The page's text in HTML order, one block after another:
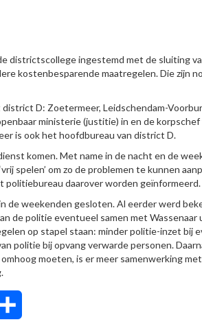
districtscollege ingestemd met de sluiting
kostenbesparende maatregelen. Die zijn
D: Zoetermeer, Leidschendam-
ministerie (justitie) in en de
is ook het hoofdbureau van district D.
komen. Met name in de nacht en de
spelen’ om zo de problemen te kunnen
daarover worden geïnformeerd.
de weekenden gesloten. Al eerder werd
de politie eventueel samen met Wassenaar
op stapel staan: minder politie-inzet bij
politie bij opvang verwarde personen.
moeten, is er meer samenwerking